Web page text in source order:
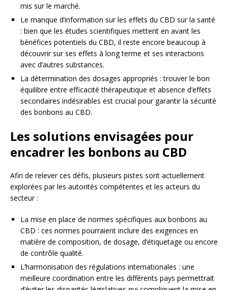
mis sur le marché.
Le manque d’information sur les effets du CBD sur la santé
: bien que les études scientifiques mettent en avant les
bénéfices potentiels du CBD, il reste encore beaucoup à
découvrir sur ses effets à long terme et ses interactions
avec d’autres substances.
La détermination des dosages appropriés : trouver le bon
équilibre entre efficacité thérapeutique et absence d’effets
secondaires indésirables est crucial pour garantir la sécurité
des bonbons au CBD.
Les solutions envisagées pour
encadrer les bonbons au CBD
Afin de relever ces défis, plusieurs pistes sont actuellement
explorées par les autorités compétentes et les acteurs du
secteur :
La mise en place de normes spécifiques aux bonbons au
CBD : ces normes pourraient inclure des exigences en
matière de composition, de dosage, d’étiquetage ou encore
de contrôle qualité.
L’harmonisation des régulations internationales : une
meilleure coordination entre les différents pays permettrait